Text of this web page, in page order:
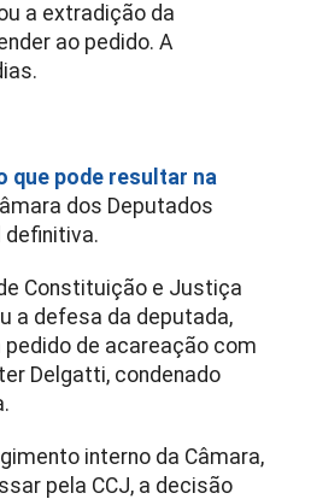
a extradição da
ao pedido. A
que pode resultar na
dos Deputados
Constituição e Justiça
a defesa da deputada,
pedido de acareação com
Delgatti, condenado
interno da Câmara,
pela CCJ, a decisão